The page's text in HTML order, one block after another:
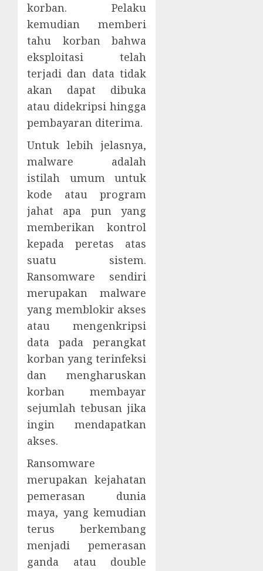
korban. Pelaku
kemudian memberi
tahu korban bahwa
eksploitasi telah
terjadi dan data tidak
akan dapat dibuka
atau didekripsi hingga
pembayaran diterima.
Untuk lebih jelasnya,
malware adalah
istilah umum untuk
kode atau program
jahat apa pun yang
memberikan kontrol
kepada peretas atas
suatu sistem.
Ransomware sendiri
merupakan malware
yang memblokir akses
atau mengenkripsi
data pada perangkat
korban yang terinfeksi
dan mengharuskan
korban membayar
sejumlah tebusan jika
ingin mendapatkan
akses.
Ransomware
merupakan kejahatan
pemerasan dunia
maya, yang kemudian
terus berkembang
menjadi pemerasan
ganda atau double